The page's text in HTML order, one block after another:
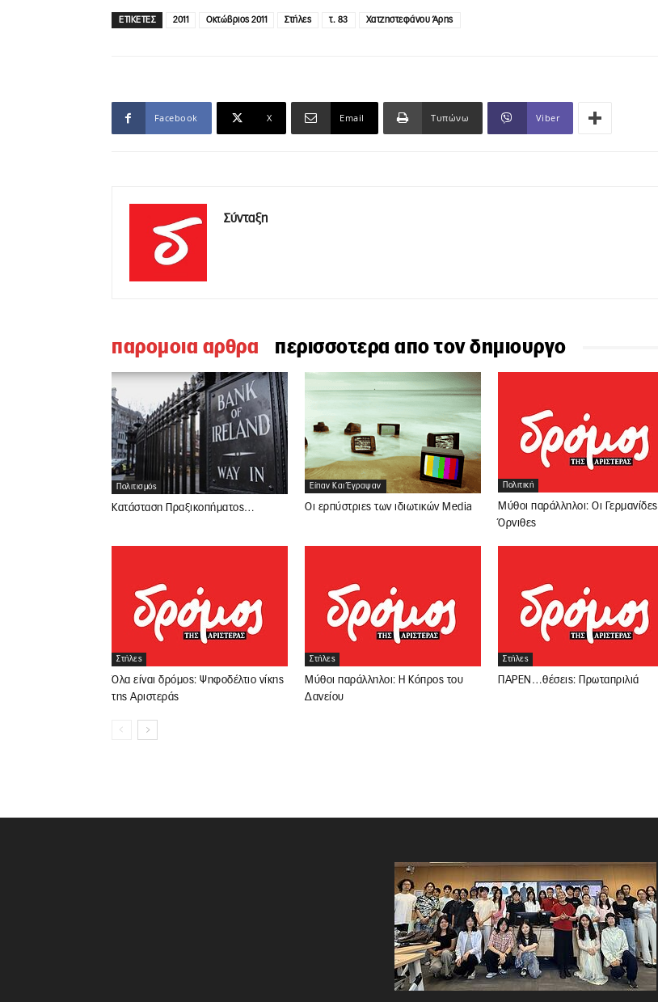
ΕΤΙΚΕΤΕΣ 2011 Οκτώβριος 2011 Στήλες τ. 83 Χατζηστεφάνου Άρης
Facebook X Email Τυπώνω Viber
Σύνταξη
παρομοια αρθρα περισσοτερα απο τον δημιουργο
Πολιτισμός
Κατάσταση Πραξικοπήματος…
Είπαν Και Έγραψαν
Οι ερπύστριες των ιδιωτικών Media
Πολιτική
Μύθοι παράλληλοι: Οι Γερμανίδες
Όρνιθες
Στήλες
Όλα είναι δρόμος: Ψηφοδέλτιο νίκης
της Αριστεράς
Στήλες
Μύθοι παράλληλοι: Η Κόπρος του
Δανείου
Στήλες
ΠΑΡΕΝ…θέσεις: Πρωταπριλιά